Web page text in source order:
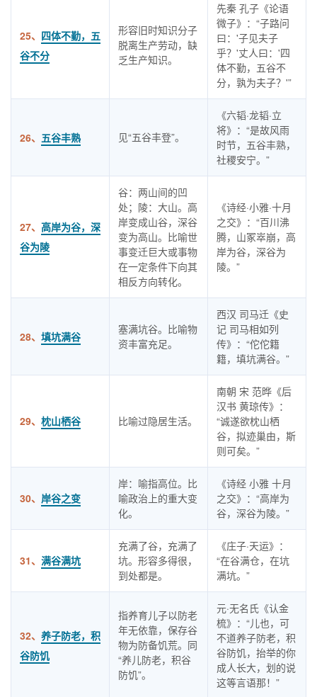
25、 四体不勤，五
谷不分
形容旧时知识分子
脱离生产劳动，缺
乏生产知识。
先秦 孔子《论语
微子》：“子路问
曰：'子见夫子
乎？'丈人曰：'四
体不勤，五谷不
分，孰为夫子？'”
26、 五谷丰熟 见“五谷丰登”。
《六韬·龙韬·立
将》：“是故风雨
时节，五谷丰熟，
社稷安宁。”
27、 高岸为谷，深
谷为陵
谷：两山间的凹
处；陵：大山。高
岸变成山谷，深谷
变为高山。比喻世
事变迁巨大或事物
在一定条件下向其
相反方向转化。
《诗经·小雅·十月
之交》：“百川沸
腾，山冢崒崩，高
岸为谷，深谷为
陵。”
28、 填坑满谷
塞满坑谷。比喻物
资丰富充足。
西汉 司马迁《史
记 司马相如列
传》：“佗佗籍
籍，填坑满谷。”
29、 枕山栖谷 比喻过隐居生活。
南朝 宋 范晔《后
汉书 黄琼传》：
“诚遂欲枕山栖
谷，拟迹巢由，斯
则可矣。”
30、 岸谷之变
岸：喻指高位。比
喻政治上的重大变
化。
《诗经 小雅 十月
之交》：“高岸为
谷，深谷为陵。”
31、 满谷满坑
充满了谷，充满了
坑。形容多得很，
到处都是。
《庄子·天运》：
“在谷满仓，在坑
满坑。”
32、 养子防老，积
谷防饥
指养育儿子以防老
年无依靠，保存谷
物为防备饥荒。同
“养儿防老，积谷
防饥”。
元·无名氏《认金
梳》：“儿也，可
不道养子防老，积
谷防饥，抬举的你
成人长大，划的说
这等言语那！”